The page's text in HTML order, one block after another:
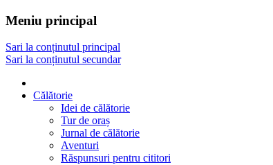
Meniu principal
Sari la conținutul principal
Sari la conținutul secundar
Călătorie
Idei de călătorie
Tur de oraș
Jurnal de călătorie
Aventuri
Răspunsuri pentru cititori